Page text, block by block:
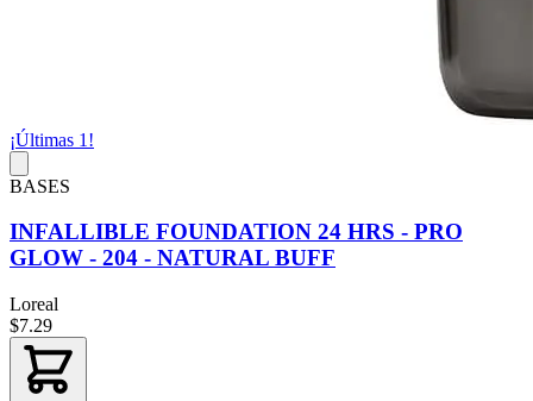
¡Últimas 1!
BASES
INFALLIBLE FOUNDATION 24 HRS - PRO
GLOW - 204 - NATURAL BUFF
Loreal
$7.29